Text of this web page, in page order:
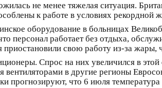
не менее тяжелая ситуация.
к работе в условиях рекордной
оборудование в больницах
персонал работает без отдыха,
свою работу из-за жары,
Спрос на них увеличился в
вентиляторами в другие регионы
прогнозируют, что 6 июля